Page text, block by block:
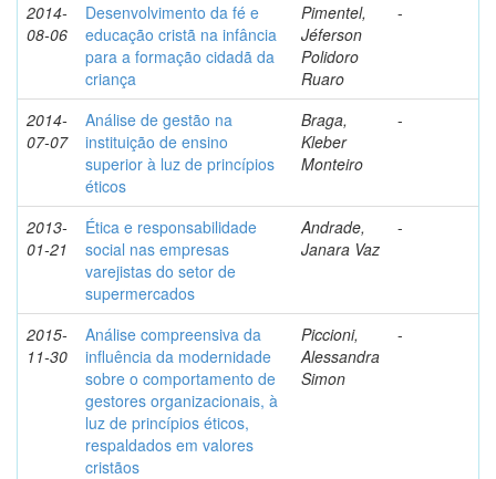
2014-
08-06
Desenvolvimento da fé e
educação cristã na infância
para a formação cidadã da
criança
Pimentel,
Jéferson
Polidoro
Ruaro
-
2014-
07-07
Análise de gestão na
instituição de ensino
superior à luz de princípios
éticos
Braga,
Kleber
Monteiro
-
2013-
01-21
Ética e responsabilidade
social nas empresas
varejistas do setor de
supermercados
Andrade,
Janara Vaz
-
2015-
11-30
Análise compreensiva da
influência da modernidade
sobre o comportamento de
gestores organizacionais, à
luz de princípios éticos,
respaldados em valores
cristãos
Piccioni,
Alessandra
Simon
-